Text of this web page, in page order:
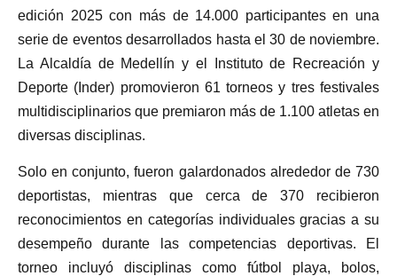
edición 2025 con más de 14.000 participantes en una
serie de eventos desarrollados hasta el 30 de noviembre.
La Alcaldía de Medellín y el Instituto de Recreación y
Deporte (Inder) promovieron 61 torneos y tres festivales
multidisciplinarios que premiaron más de 1.100 atletas en
diversas disciplinas.
Solo en conjunto, fueron galardonados alrededor de 730
deportistas, mientras que cerca de 370 recibieron
reconocimientos en categorías individuales gracias a su
desempeño durante las competencias deportivas. El
torneo incluyó disciplinas como fútbol playa, bolos,